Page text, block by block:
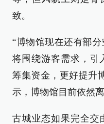
致。
“博物馆现在还有部
将围绕游客需求，引
筹集资金，更好提升
示，博物馆目前依然
古城业态如果完全交